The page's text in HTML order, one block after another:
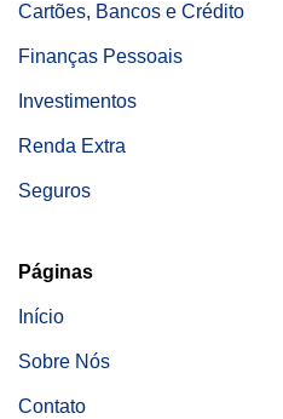
Cartões, Bancos e Crédito
Finanças Pessoais
Investimentos
Renda Extra
Seguros
Páginas
Início
Sobre Nós
Contato